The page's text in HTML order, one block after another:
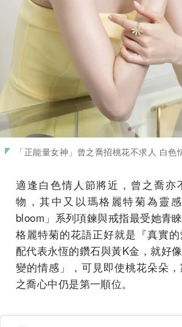
「正能量女神」曾之喬招桃花不求人 白色
適逢白色情人節將近，曾之喬亦
物，其中又以瑪格麗特菊為靈
bloom」系列項鍊與戒指最受她青
格麗特菊的花語正好就是『真實
配代表永恆的鑽石與黃K金，就好
變的情感」，可見即使桃花朵朵
之喬心中仍是第一順位。